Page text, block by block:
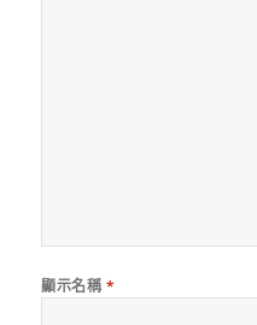
顯示名稱 *